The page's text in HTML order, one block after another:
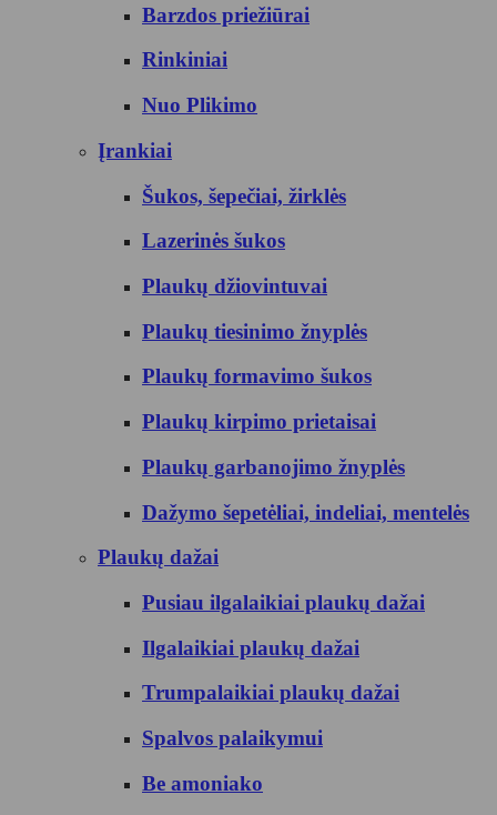
Barzdos priežiūrai
Rinkiniai
Nuo Plikimo
Įrankiai
Šukos, šepečiai, žirklės
Lazerinės šukos
Plaukų džiovintuvai
Plaukų tiesinimo žnyplės
Plaukų formavimo šukos
Plaukų kirpimo prietaisai
Plaukų garbanojimo žnyplės
Dažymo šepetėliai, indeliai, mentelės
Plaukų dažai
Pusiau ilgalaikiai plaukų dažai
Ilgalaikiai plaukų dažai
Trumpalaikiai plaukų dažai
Spalvos palaikymui
Be amoniako